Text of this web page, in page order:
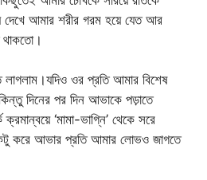
দেখে আমার শরীর গরম হয়ে যেত আর
থাকতো।
ওর প্রতি আমার বিশেষ
দিনের পর দিন আভাকে পড়াতে
‘মামা-ভাগ্নি’ থেকে সরে
আভার প্রতি আমার লোভও জাগতে